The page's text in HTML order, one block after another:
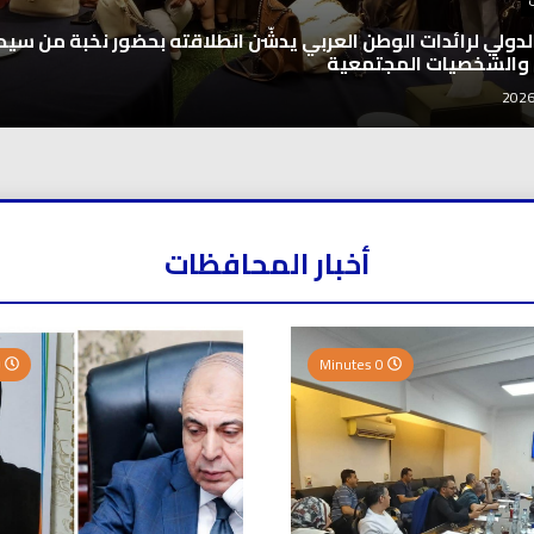
الدولي لرائدات الوطن العربي يدشّن انطلاقته بحضور نخبة من
والشخصيات المجتمعية
أخبار المحافظات